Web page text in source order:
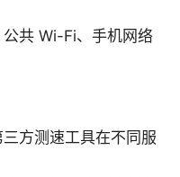
共 Wi-Fi、手机网络
方测速工具在不同服